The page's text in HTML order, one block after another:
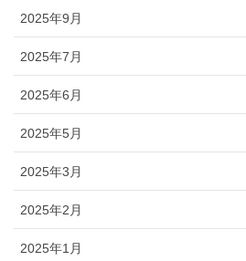
2025年9月
2025年7月
2025年6月
2025年5月
2025年3月
2025年2月
2025年1月